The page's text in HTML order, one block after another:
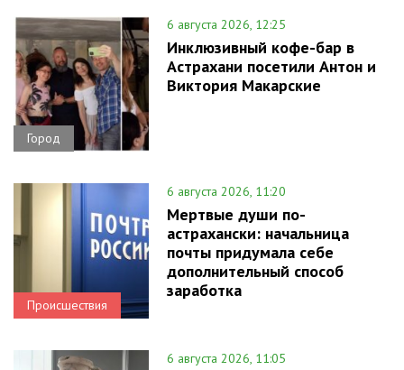
Город
6 августа 2026, 12:25
Инклюзивный кофе-бар в
Астрахани посетили Антон и
Виктория Макарские
Происшествия
6 августа 2026, 11:20
Мертвые души по-
астрахански: начальница
почты придумала себе
дополнительный способ
заработка
6 августа 2026, 11:05